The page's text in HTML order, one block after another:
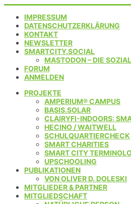
IMPRESSUM
DATENSCHUTZERKLÄRUNG
KONTAKT
NEWSLETTER
SMARTCITY.SOCIAL
MASTODON – DIE
FORUM
ANMELDEN
PROJEKTE
AMPERIUM® CAMPUS
BASIS.SOLAR
CLAIRYFI-INDOORS:
HECINO / WAITWELL
SCHULQUARTIERCHECK
SMART CHARITIES
SMART CITY
UPSCHOOLING
PUBLIKATIONEN
VON OLIVER D. DOLESKI
MITGLIEDER & PARTNER
MITGLIEDSCHAFT